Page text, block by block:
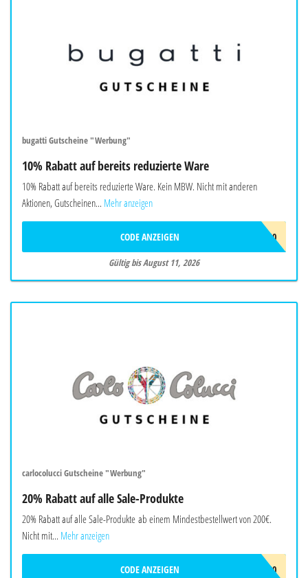
bugatti Gutscheine "Werbung"
10% Rabatt auf bereits reduzierte Ware
10% Rabatt auf bereits reduzierte Ware. Kein MBW. Nicht mit anderen
Aktionen, Gutscheinen... Mehr anzeigen
FINAL10
CODE ANZEIGEN
Gültig bis August 11, 2026
carlocolucci Gutscheine "Werbung"
20% Rabatt auf alle Sale-Produkte
20% Rabatt auf alle Sale-Produkte ab einem Mindestbestellwert von 200€.
Nicht mit... Mehr anzeigen
EXTRA20
CODE ANZEIGEN